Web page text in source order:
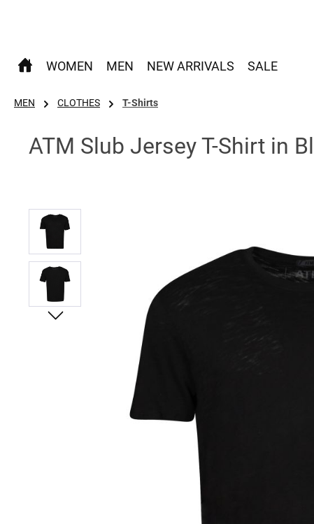
WOMEN MEN NEW ARRIVALS SALE
MEN CLOTHES T-Shirts
ATM Slub Jersey T-Shirt in
Bildergalerie überspringen